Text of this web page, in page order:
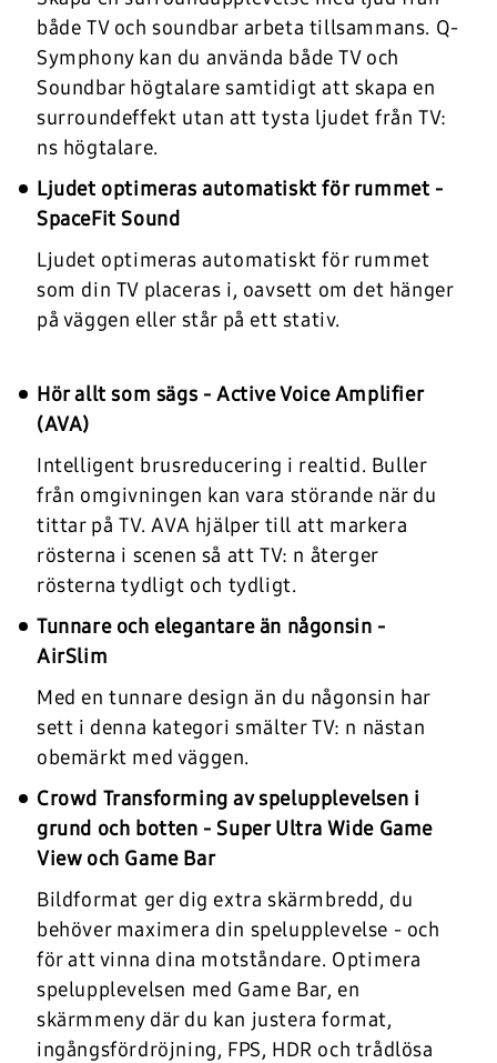
både TV och soundbar arbeta tillsammans. Q-
Symphony kan du använda både TV och
Soundbar högtalare samtidigt att skapa en
surroundeffekt utan att tysta ljudet från TV:
ns högtalare.
Ljudet optimeras automatiskt för rummet -
SpaceFit Sound
Ljudet optimeras automatiskt för rummet
som din TV placeras i, oavsett om det hänger
på väggen eller står på ett stativ.
Hör allt som sägs - Active Voice Amplifier
(AVA)
Intelligent brusreducering i realtid. Buller
från omgivningen kan vara störande när du
tittar på TV. AVA hjälper till att markera
rösterna i scenen så att TV: n återger
rösterna tydligt och tydligt.
Tunnare och elegantare än någonsin -
AirSlim
Med en tunnare design än du någonsin har
sett i denna kategori smälter TV: n nästan
obemärkt med väggen.
Crowd Transforming av spelupplevelsen i
grund och botten - Super Ultra Wide Game
View och Game Bar
Bildformat ger dig extra skärmbredd, du
behöver maximera din spelupplevelse - och
för att vinna dina motståndare. Optimera
spelupplevelsen med Game Bar, en
skärmmeny där du kan justera format,
ingångsfördröjning, FPS, HDR och trådlösa